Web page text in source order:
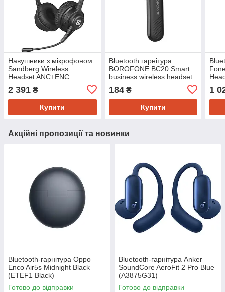
Навушники з мікрофоном
Sandberg Wireless
Headset ANC+ENC
2 391 ₴
Купити
Bluetooth гарнітура
BOROFONE BC20 Smart
business wireless headset
184₴
Купити
1
Акційні пропозиції та новинки
Bluetooth-гарнітура Oppo
Enco Air5s Midnight Black
(ETEF1 Black)
Готово до відправки
Bluetooth-гарнітура Anker
SoundCore AeroFit 2 Pro Blue
(A3875G31)
Готово до відправки